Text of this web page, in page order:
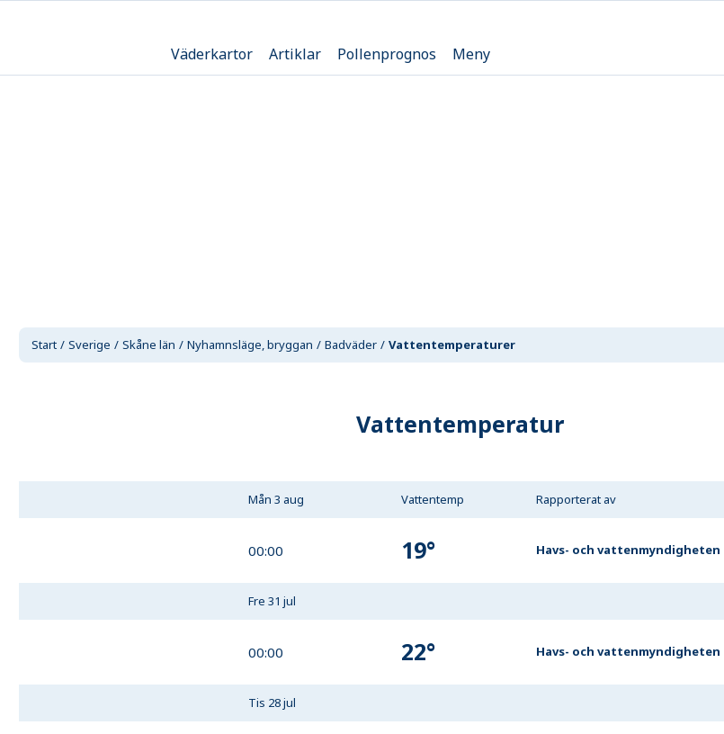
Väderkartor Artiklar Pollenprognos Meny
Start Sverige Skåne län Nyhamnsläge, bryggan Badväder Vattentemperaturer
Vattentemperatur
Mån 3 aug Vattentemp Rapporterat av
00:00 19° Havs- och vattenmyndigheten
Fre 31 jul
00:00 22° Havs- och vattenmyndigheten
Tis 28 jul